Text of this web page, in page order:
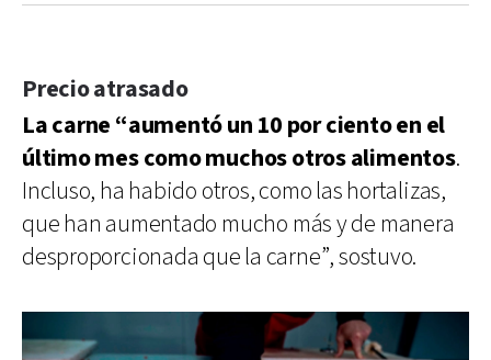
Precio atrasado
La carne “aumentó un 10 por ciento en el
último mes como muchos otros alimentos.
Incluso, ha habido otros, como las hortalizas,
que han aumentado mucho más y de manera
desproporcionada que la carne”, sostuvo.